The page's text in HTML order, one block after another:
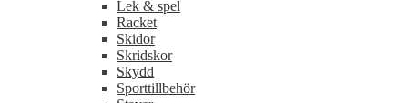
Lek & spel
Racket
Skidor
Skridskor
Skydd
Sporttillbehör